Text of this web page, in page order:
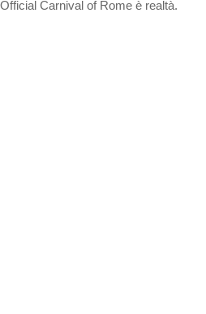
Carnival of Rome è realtà.